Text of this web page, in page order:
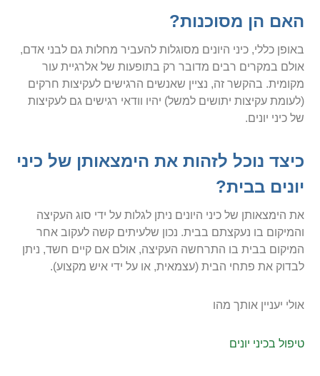
האם הן מסוכנות?
באופן כללי, כיני היונים מסוגלות להעביר מחלות גם לבני אדם,
אולם במקרים רבים מדובר רק בתופעות של אלרגיית עור
מקומית. בהקשר זה, נציין שאנשים הרגישים לעקיצות חרקים
(לעומת עקיצות יתושים למשל) יהיו וודאי רגישים גם לעקיצות
של כיני יונים.
כיצד נוכל לזהות את הימצאותן של כיני
יונים בבית?
את הימצאותן של כיני היונים ניתן לגלות על ידי סוג העקיצה
והמיקום בו נעקצתם בבית. נכון שלעיתים קשה לעקוב אחר
המיקום בבית בו התרחשה העקיצה, אולם אם קיים חשד, ניתן
לבדוק את פתחי הבית (עצמאית, או על ידי איש מקצוע).
אולי יעניין אותך מהו
טיפול בכיני יונים